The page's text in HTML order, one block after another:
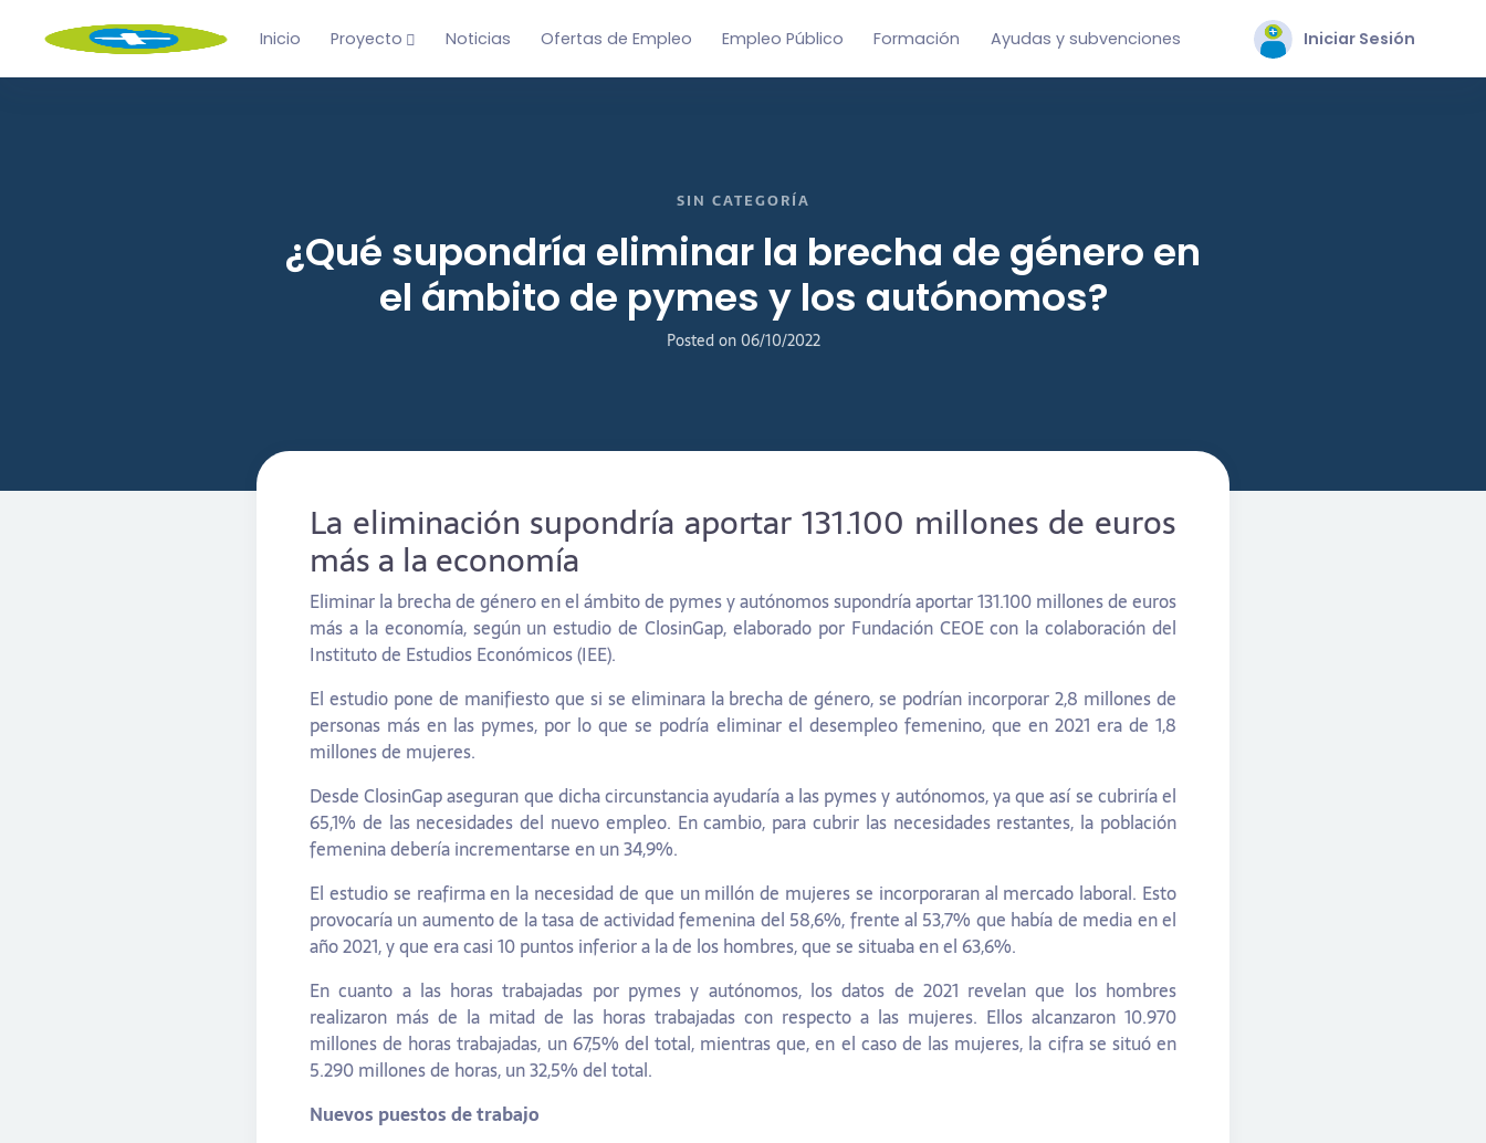
Inicio Proyecto Noticias Ofertas de Empleo Empleo Público Formación Ayudas y subvenciones Iniciar Sesión
SIN CATEGORÍA
¿Qué supondría eliminar la brecha de género en
el ámbito de pymes y los autónomos?
Posted on06/10/2022
La eliminación supondría aportar 131.100 millones de euros
más a la economía
Eliminar la brecha de género en el ámbito de pymes y autónomos supondría aportar 131.100 millones de euros
más a la economía, según un estudio de ClosinGap, elaborado por Fundación CEOE con la colaboración del
Instituto de Estudios Económicos (IEE).
El estudio pone de manifiesto que si se eliminara la brecha de género, se podrían incorporar 2,8 millones de
personas más en las pymes, por lo que se podría eliminar el desempleo femenino, que en 2021 era de 1,8
millones de mujeres.
Desde ClosinGap aseguran que dicha circunstancia ayudaría a las pymes y autónomos, ya que así se cubriría el
65,1% de las necesidades del nuevo empleo. En cambio, para cubrir las necesidades restantes, la población
femenina debería incrementarse en un 34,9%.
El estudio se reafirma en la necesidad de que un millón de mujeres se incorporaran al mercado laboral. Esto
provocaría un aumento de la tasa de actividad femenina del 58,6%, frente al 53,7% que había de media en el
año 2021, y que era casi 10 puntos inferior a la de los hombres, que se situaba en el 63,6%.
En cuanto a las horas trabajadas por pymes y autónomos, los datos de 2021 revelan que los hombres
realizaron más de la mitad de las horas trabajadas con respecto a las mujeres. Ellos alcanzaron 10.970
millones de horas trabajadas, un 67,5% del total, mientras que, en el caso de las mujeres, la cifra se situó en
5.290 millones de horas, un 32,5% del total.
Nuevos puestos de trabajo